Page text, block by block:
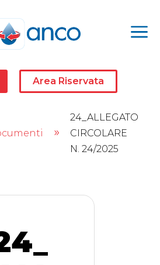
a
Area Riservata
9
24_ALLEGATO
CIRCOLARE
N. 24/2025